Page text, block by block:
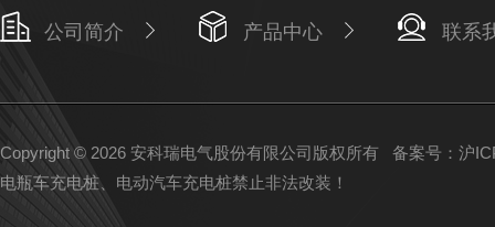
公司简介 产品中心 联系
Copyright © 2026 安科瑞电气股份有限公司版权所有 备案号：沪
电瓶车充电桩、电动汽车充电桩禁止非法改装！